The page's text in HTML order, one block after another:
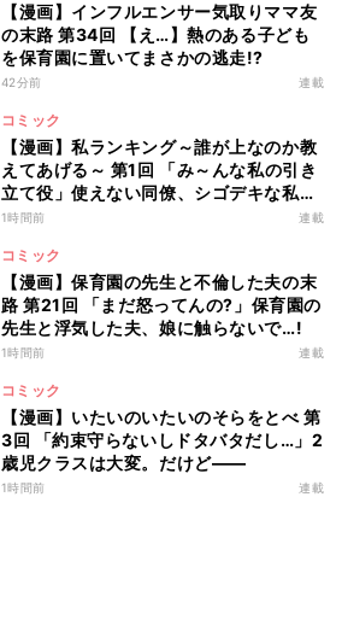
【漫画】インフルエンサー気取りママ友
の末路 第34回 【え…】熱のある子ども
を保育園に置いてまさかの逃走!?
42分前 連載
コミック
【漫画】私ランキング～誰が上なのか教
えてあげる～ 第1回 「み～んな私の引き
立て役」使えない同僚、シゴデキな私
は…
1時間前 連載
コミック
【漫画】保育園の先生と不倫した夫の末
路 第21回 「まだ怒ってんの?」保育園の
先生と浮気した夫、娘に触らないで…!
1時間前 連載
コミック
【漫画】いたいのいたいのそらをとべ 第
3回 「約束守らないしドタバタだし…」2
歳児クラスは大変。だけど――
1時間前 連載